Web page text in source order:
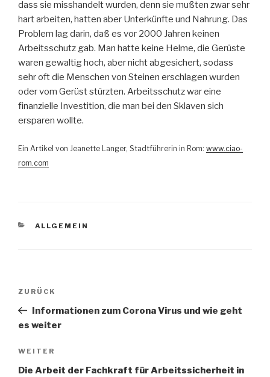
dass sie misshandelt wurden, denn sie mußten zwar sehr
hart arbeiten, hatten aber Unterkünfte und Nahrung. Das
Problem lag darin, daß es vor 2000 Jahren keinen
Arbeitsschutz gab. Man hatte keine Helme, die Gerüste
waren gewaltig hoch, aber nicht abgesichert, sodass
sehr oft die Menschen von Steinen erschlagen wurden
oder vom Gerüst stürzten. Arbeitsschutz war eine
finanzielle Investition, die man bei den Sklaven sich
ersparen wollte.
Ein Artikel von Jeanette Langer, Stadtführerin in Rom: www.ciao-
rom.com
KATEGORIEN
ALLGEMEIN
Beitragsnavigation
Vorheriger
Beitrag
ZURÜCK
Informationen zum Corona Virus und wie geht
es weiter
Nächster
Beitrag
WEITER
Die Arbeit der Fachkraft für Arbeitssicherheit in